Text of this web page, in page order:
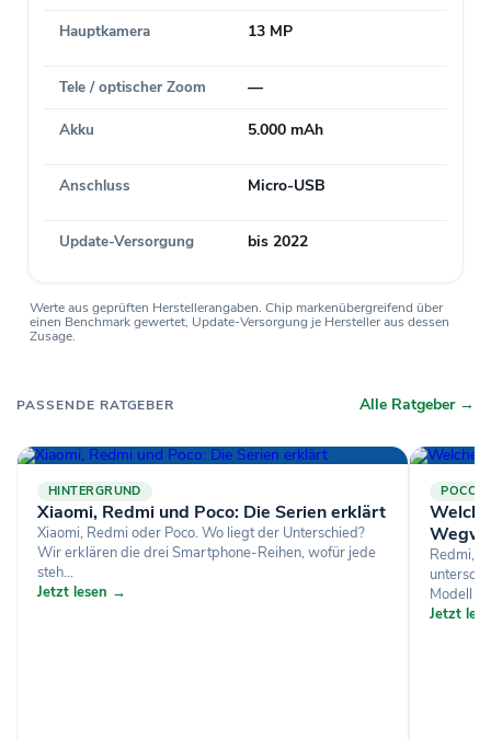
Hauptkamera 13 MP
Tele / optischer Zoom —
Akku 5.000 mAh
Anschluss Micro-USB
Update-Versorgung bis 2022
Werte aus geprüften Herstellerangaben. Chip markenübergreifend über
einen Benchmark gewertet, Update-Versorgung je Hersteller aus dessen
Zusage.
PASSENDE RATGEBER Alle Ratgeber →
HINTERGRUND
Xiaomi, Redmi und Poco: Die Serien erklärt
Xiaomi, Redmi oder Poco. Wo liegt der Unterschied?
Wir erklären die drei Smartphone-Reihen, wofür jede
steh...
Jetzt lesen →
POCO
Redmi,
Modell
Jetzt